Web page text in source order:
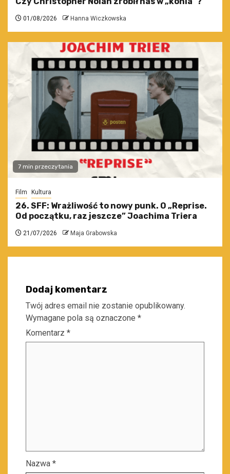
01/08/2026 Hanna Wiczkowska
7 min przeczytania
Film Kultura
26. SFF: Wrażliwość to nowy punk. O „Reprise.
Od początku, raz jeszcze” Joachima Triera
21/07/2026 Maja Grabowska
Dodaj komentarz
Twój adres email nie zostanie opublikowany.
Wymagane pola są oznaczone *
Komentarz *
Nazwa *